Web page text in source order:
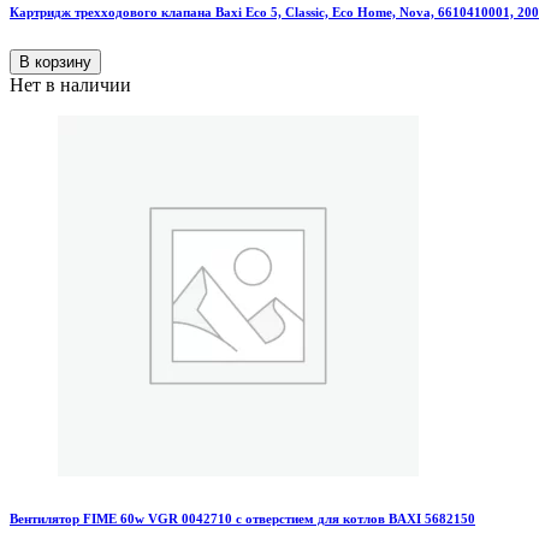
Картридж трехходового клапана Baxi Eco 5, Classic, Eco Home, Nova, 6610410001,
В корзину
Нет в наличии
Вентилятор FIME 60w VGR 0042710 с отверстием для котлов BAXI 5682150